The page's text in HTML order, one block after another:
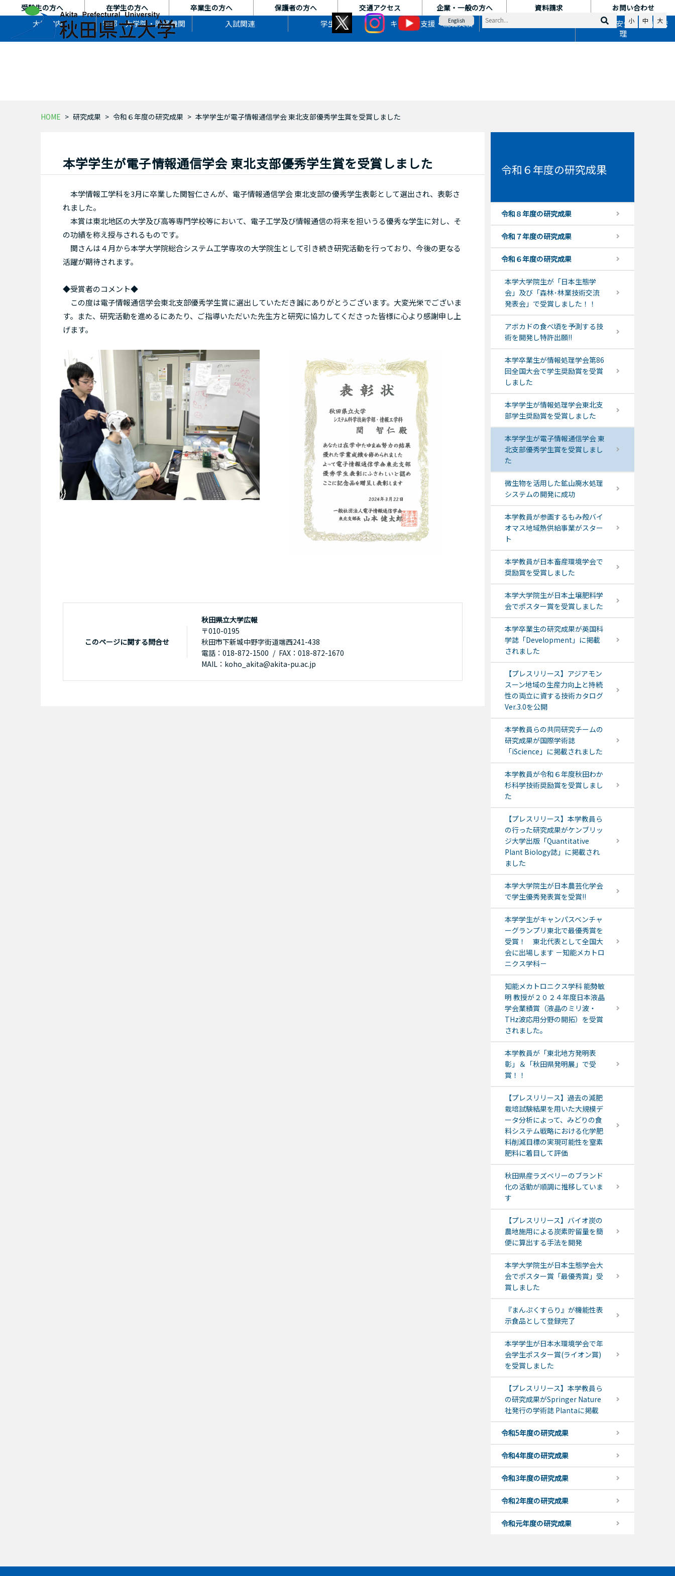
文
ス
受験生の方へ 在学生の方へ 卒業生の方へ 保護者の方へ 交通アクセス 企業・一般の方へ 資料請求 お問い合わせ
大学案内 学部・大学院・附属機関 入試関連 学生生活 キャリア支援・就職実績
国際交流・安全保障輸出管
理
English 小 中 大
HOME 研究成果 令和６年度の研究成果 本学学生が電子情報通信学会 東北支部優秀学生賞を受賞しました
本学学生が電子情報通信学会 東北支部優秀学生賞を受賞しました
本学情報工学科を3月に卒業した関智仁さんが、電子情報通信学会 東北支部の優秀学生表彰として選出され、表彰さ
れました。
本賞は東北地区の大学及び高等専門学校等において、電子工学及び情報通信の将来を担いうる優秀な学生に対し、そ
の功績を称え授与されるものです。
関さんは４月から本学大学院総合システム工学専攻の大学院生として引き続き研究活動を行っており、今後の更なる
活躍が期待されます。
◆受賞者のコメント◆
この度は電子情報通信学会東北支部優秀学生賞に選出していただき誠にありがとうございます。大変光栄でございま
す。また、研究活動を進めるにあたり、ご指導いただいた先生方と研究に協力してくださった皆様に心より感謝申し上
げます。
このページに関する問合せ
秋田県立大学広報
〒010-0195
秋田市下新城中野字街道端西241-438
電話：018-872-1500
FAX：018-872-1670
MAIL：koho_akita@akita-pu.ac.jp
令和６年度の研究成果
令和８年度の研究成果
令和７年度の研究成果
令和６年度の研究成果
本学大学院生が「日本生態学
会」及び「森林･林業技術交流
発表会」で受賞しました！！
アボカドの食べ頃を予測する技
術を開発し特許出願!!
本学卒業生が情報処理学会第86
回全国大会で学生奨励賞を受賞
しました
本学学生が情報処理学会東北支
部学生奨励賞を受賞しました
本学学生が電子情報通信学会 東
北支部優秀学生賞を受賞しまし
た
微生物を活用した鉱山廃水処理
システムの開発に成功
本学教員が参画するもみ殻バイ
オマス地域熱供給事業がスター
ト
本学教員が日本畜産環境学会で
奨励賞を受賞しました
本学大学院生が日本土壌肥料学
会でポスター賞を受賞しました
本学卒業生の研究成果が英国科
学誌「Development」に掲載
されました
【プレスリリース】アジアモン
スーン地域の生産力向上と持続
性の両立に資する技術カタログ
Ver.3.0を公開
本学教員らの共同研究チームの
研究成果が国際学術誌
「iScience」に掲載されました
本学教員が令和６年度秋田わか
杉科学技術奨励賞を受賞しまし
た
【プレスリリース】本学教員ら
の行った研究成果がケンブリッ
ジ大学出版「Quantitative
Plant Biology誌」に掲載され
ました
本学大学院生が日本農芸化学会
で学生優秀発表賞を受賞!!
本学学生がキャンパスベンチャ
ーグランプリ東北で最優秀賞を
受賞！ 東北代表として全国大
会に出場します －知能メカトロ
ニクス学科－
知能メカトロニクス学科 能勢敏
明 教授が２０２４年度日本液晶
学会業績賞（液晶のミリ波・
THz波応用分野の開拓）を受賞
されました。
本学教員が「東北地方発明表
彰」＆「秋田県発明展」で受
賞！！
【プレスリリース】過去の減肥
栽培試験結果を用いた大規模デ
ータ分析によって、みどりの食
料システム戦略における化学肥
料削減目標の実現可能性を窒素
肥料に着目して評価
秋田県産ラズベリーのブランド
化の活動が順調に推移していま
す
【プレスリリース】バイオ炭の
農地施用による炭素貯留量を簡
便に算出する手法を開発
本学大学院生が日本生態学会大
会でポスター賞「最優秀賞」受
賞しました
『まんぷくすらり』が機能性表
示食品として登録完了
本学学生が日本水環境学会で年
会学生ポスター賞(ライオン賞)
を受賞しました
【プレスリリース】本学教員ら
の研究成果がSpringer Nature
社発行の学術誌 Plantaに掲載
令和5年度の研究成果
令和4年度の研究成果
令和3年度の研究成果
令和2年度の研究成果
令和元年度の研究成果